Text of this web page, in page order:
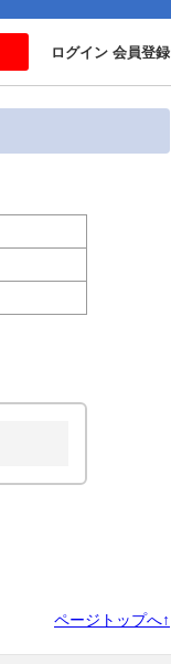
ログイン 会員登録
ページトップへ↑